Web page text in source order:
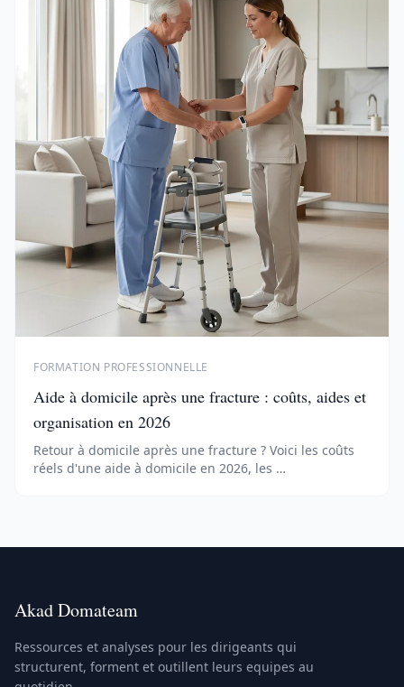
FORMATION PROFESSIONNELLE
Aide à domicile après une fracture : coûts, aides et
organisation en 2026
Retour à domicile après une fracture ? Voici les coûts
réels d'une aide à domicile en 2026, les …
Akad Domateam
Ressources et analyses pour les dirigeants qui
structurent, forment et outillent leurs equipes au